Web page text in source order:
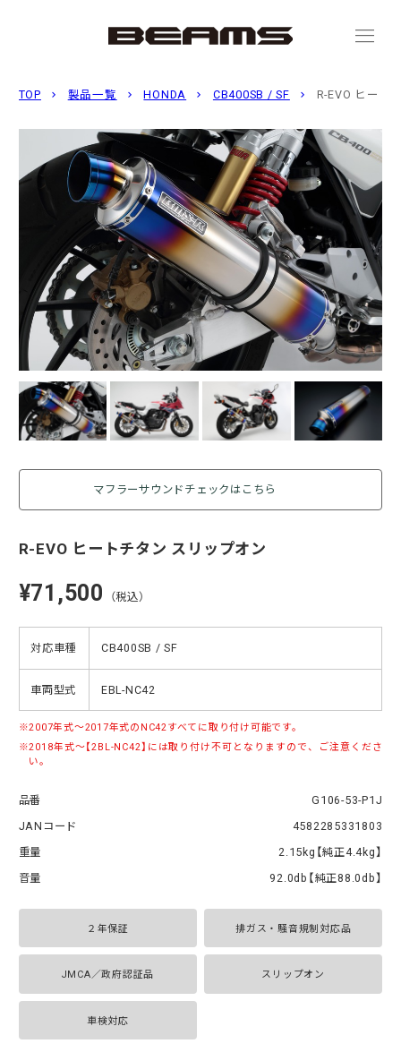
menu
TOP 製品一覧 HONDA CB400SB / SF R-EVO ヒート
マフラーサウンドチェックはこちら
R-EVO ヒートチタン スリップオン
¥71,500 （税込）
対応車種 CB400SB / SF
車両型式 EBL-NC42
2007年式～2017年式のNC42すべてに取り付け可能です。
2018年式～【2BL-NC42】には取り付け不可となりますので、ご注意くださ
い。
品番
G106-53-P1J
JANコード
4582285331803
重量
2.15kg【純正4.4kg】
音量
92.0db【純正88.0db】
２年保証 排ガス・騒音規制対応品
JMCA／政府認証品 スリップオン
車検対応